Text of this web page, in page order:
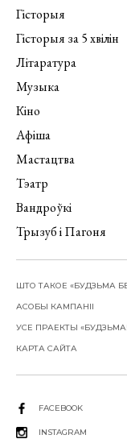
Гісторыя
Гісторыя за 5 хвілін
Літаратура
Музыка
Кіно
Афіша
Мастацтва
Тэатр
Вандроўкі
Трызуб і Пагоня
ШТО ТАКОЕ «БУДЗЬМА
АСОБЫ КАМПАНІІ
УСЕ ПРАЕКТЫ
КАРТА САЙТА
FACEBOOK
INSTAGRAM